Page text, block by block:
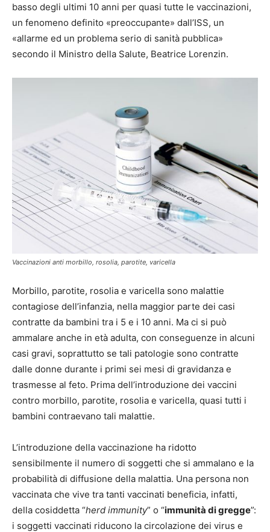
basso degli ultimi 10 anni per quasi tutte le vaccinazioni,
un fenomeno definito «preoccupante» dall’ISS, un
«allarme ed un problema serio di sanità pubblica»
secondo il Ministro della Salute, Beatrice Lorenzin.
Vaccinazioni anti morbillo, rosolia, parotite, varicella
Morbillo, parotite, rosolia e varicella sono malattie
contagiose dell’infanzia, nella maggior parte dei casi
contratte da bambini tra i 5 e i 10 anni. Ma ci si può
ammalare anche in età adulta, con conseguenze in alcuni
casi gravi, soprattutto se tali patologie sono contratte
dalle donne durante i primi sei mesi di gravidanza e
trasmesse al feto. Prima dell’introduzione dei vaccini
contro morbillo, parotite, rosolia e varicella, quasi tutti i
bambini contraevano tali malattie.
L’introduzione della vaccinazione ha ridotto
sensibilmente il numero di soggetti che si ammalano e la
probabilità di diffusione della malattia. Una persona non
vaccinata che vive tra tanti vaccinati beneficia, infatti,
della cosiddetta “herd immunity” o “immunità di gregge”:
i soggetti vaccinati riducono la circolazione dei virus e